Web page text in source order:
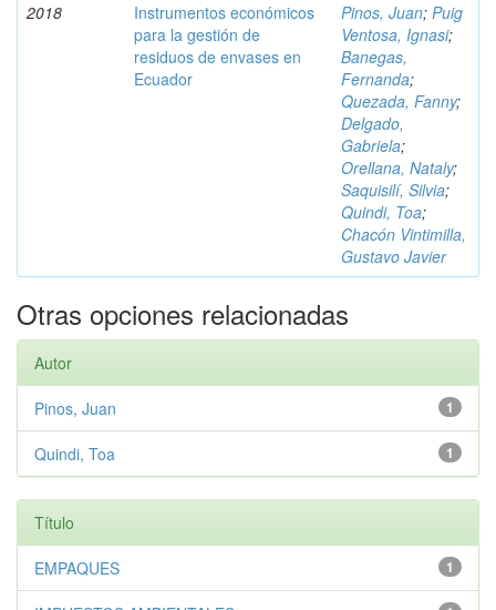
2018
Instrumentos económicos
para la gestión de
residuos de envases en
Ecuador
Pinos, Juan; Puig
Ventosa, Ignasi;
Banegas,
Fernanda;
Quezada, Fanny;
Delgado,
Gabriela;
Orellana, Nataly;
Saquisilí, Silvia;
Quindi, Toa;
Chacón Vintimilla,
Gustavo Javier
Otras opciones relacionadas
Autor
1
Pinos, Juan
1
Quindi, Toa
Título
1
EMPAQUES